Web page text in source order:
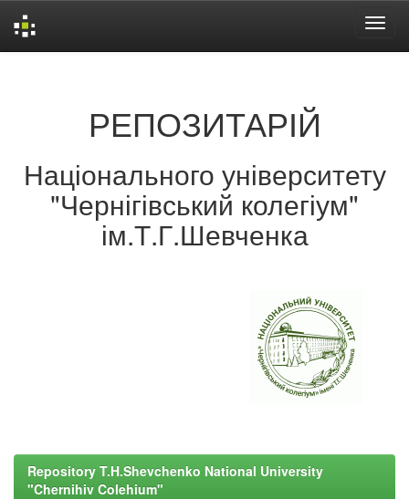
РЕПОЗИТАРІЙ
Національного університету
"Чернігівський колегіум"
ім.Т.Г.Шевченка
Repository T.H.Shevchenko National University
"Chernihiv Colehium"